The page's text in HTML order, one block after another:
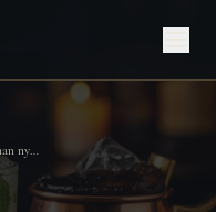
Verdens mest kendte rom-cocktails – og hvordan man nyder premium rom pur